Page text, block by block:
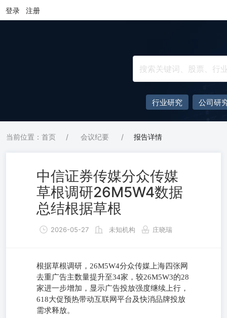
登录 注册
行业研究 公司研
当前位置：首页 / 会议纪要 / 报告详情
中信证券传媒分众传媒
草根调研26M5W4数据
总结根据草根
2026-05-27 未知机构 庄晓瑞
根据草根调研，26M5W4分众传媒上海四张网
去重广告主数量提升至34家，较26M5W3的28
家进一步增加，显示广告投放强度继续上行，
618大促预热带动互联网平台及快消品牌投放
需求释放。